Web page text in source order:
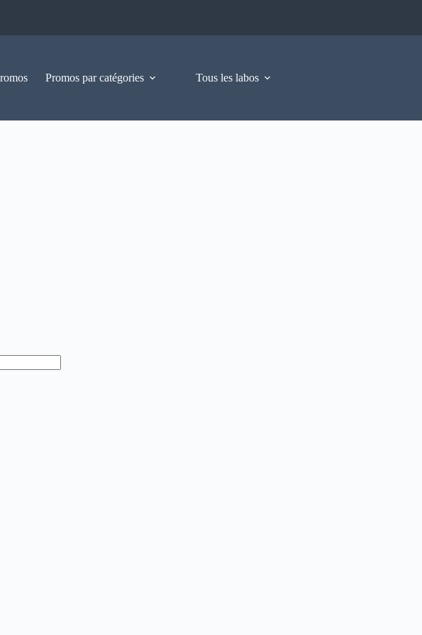
Promos par catégories Tous les labos